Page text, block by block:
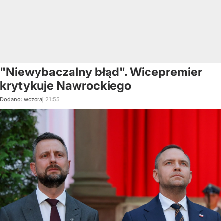
"Niewybaczalny błąd". Wicepremier
krytykuje Nawrockiego
Dodano: wczoraj 21:55